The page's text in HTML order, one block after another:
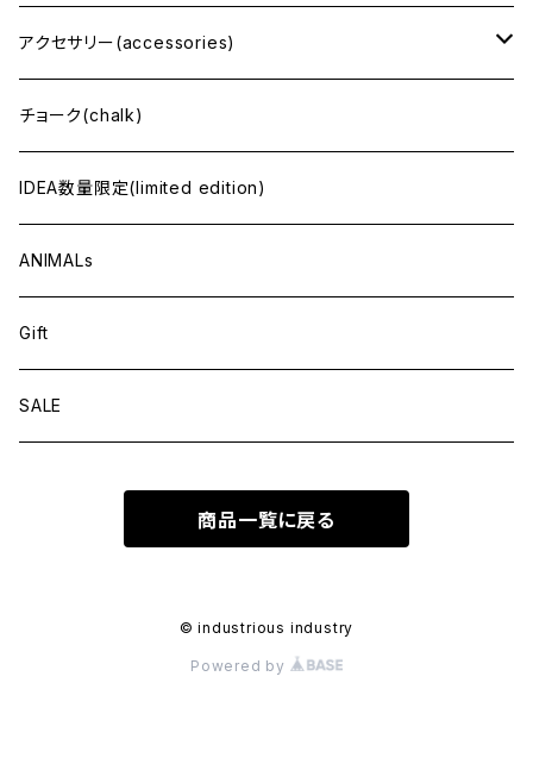
ロング丈
regular size（レギュラーサイズ）
tiny size（小さめ）
腰付けチョークバッグ
アクセサリー(accessories)
バッグ(bag)
帽子・ベルトなど(hat・belt)
チョーク(chalk)
IDEA数量限定(limited edition)
ANIMALs
Gift
SALE
商品一覧に戻る
© industrious industry
Powered by